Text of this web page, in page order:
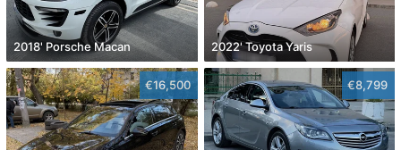
2018' Porsche Macan 2022' Toyota Yaris
€16,500 €8,799